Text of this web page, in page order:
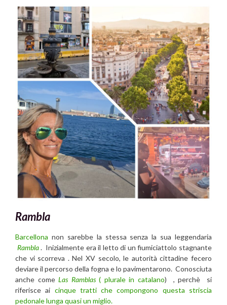
Rambla
Barcellona non sarebbe la stessa senza la sua leggendaria
Rambla. Inizialmente era il letto di un fiumiciattolo stagnante
che vi scorreva . Nel XV secolo, le autorità cittadine fecero
deviare il percorso della fogna e lo pavimentarono. Conosciuta
anche come Las Ramblas ( plurale in catalano) , perchè si
riferisce ai cinque tratti che compongono questa striscia
pedonale lunga quasi un miglio.